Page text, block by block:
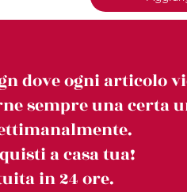
dove ogni articolo
sempre una certa
a casa tua!
in 24 ore.